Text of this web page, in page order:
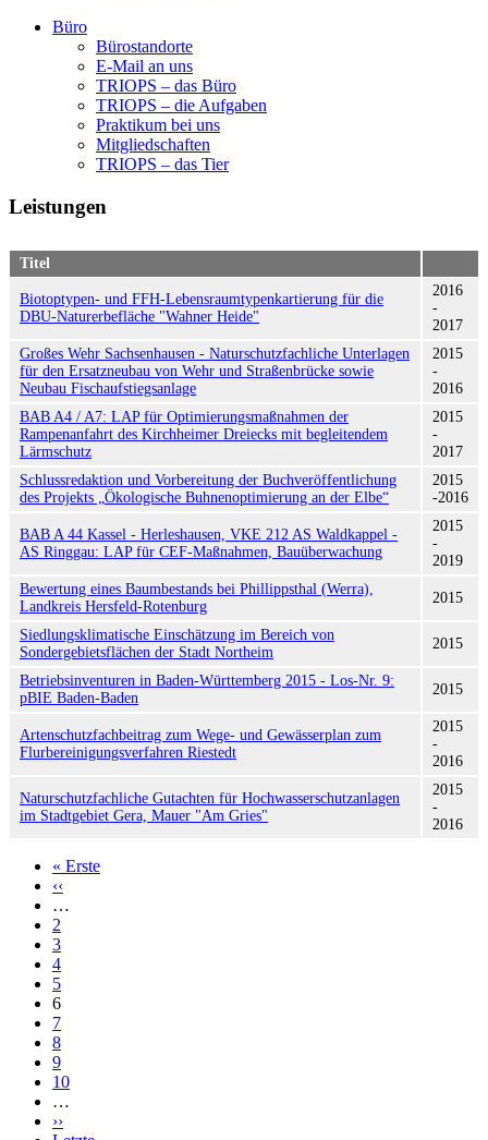
Büro
Bürostandorte
E-Mail an uns
TRIOPS – das Büro
TRIOPS – die Aufgaben
Praktikum bei uns
Mitgliedschaften
TRIOPS – das Tier
Leistungen
Titel
Biotoptypen- und FFH-Lebensraumtypenkartierung für die
DBU-Naturerbefläche "Wahner Heide"
2016
-
2017
Großes Wehr Sachsenhausen - Naturschutzfachliche Unterlagen
für den Ersatzneubau von Wehr und Straßenbrücke sowie
Neubau Fischaufstiegsanlage
2015
-
2016
BAB A4 / A7: LAP für Optimierungsmaßnahmen der
Rampenanfahrt des Kirchheimer Dreiecks mit begleitendem
Lärmschutz
2015
-
2017
Schlussredaktion und Vorbereitung der Buchveröffentlichung
des Projekts „Ökologische Buhnenoptimierung an der Elbe“
2015
-2016
BAB A 44 Kassel - Herleshausen, VKE 212 AS Waldkappel -
AS Ringgau: LAP für CEF-Maßnahmen, Bauüberwachung
2015
-
2019
Bewertung eines Baumbestands bei Phillippsthal (Werra),
Landkreis Hersfeld-Rotenburg
2015
Siedlungsklimatische Einschätzung im Bereich von
Sondergebietsflächen der Stadt Northeim
2015
Betriebsinventuren in Baden-Württemberg 2015 - Los-Nr. 9:
pBIE Baden-Baden
2015
Artenschutzfachbeitrag zum Wege- und Gewässerplan zum
Flurbereinigungsverfahren Riestedt
2015
-
2016
Naturschutzfachliche Gutachten für Hochwasserschutzanlagen
im Stadtgebiet Gera, Mauer "Am Gries"
2015
-
2016
Seitennummerierung
« Erste
‹‹
Seite
…
2
3
4
5
6
7
8
9
10
…
››